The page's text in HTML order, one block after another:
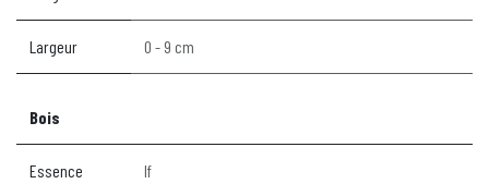
Largeur 0 - 9 cm
Bois
Essence If